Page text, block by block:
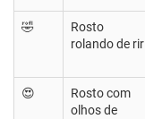
🤣
Rosto
rolando de rir
😍
Rosto com
olhos de